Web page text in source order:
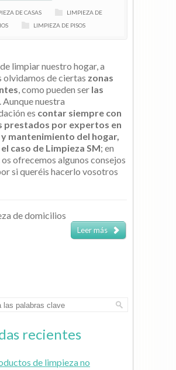
DE CASAS
LIMPIEZA DE
LIMPIEZA DE PISOS
limpiar nuestro hogar, a
olvidamos de ciertas zonas
, como pueden ser las
. Aunque nuestra
es contar siempre con
prestados por expertos en
mantenimiento del hogar,
caso de Limpieza SM; en
ofrecemos algunos consejos
si queréis hacerlo vosotros
de domicilios
Leer más
recientes
de limpieza no